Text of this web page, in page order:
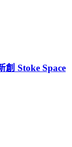
Stoke Space